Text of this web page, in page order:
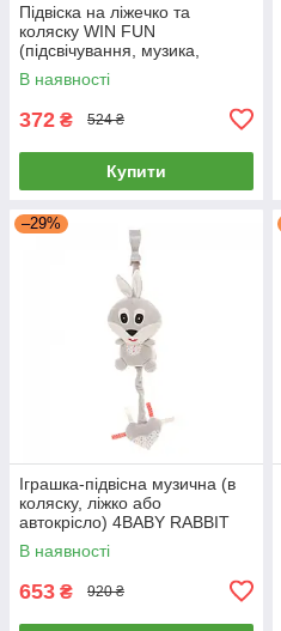
Підвіска на ліжечко та
коляску WIN FUN
(підсвічування, музика,
світло, в коробці) 0608 NL
В наявності
372 ₴ 524 ₴
Купити
–29%
Іграшка-підвісна музична (в
коляску, ліжко або
автокрісло) 4BABY RABBIT
R01
В наявності
653 ₴ 920 ₴